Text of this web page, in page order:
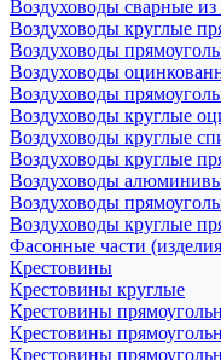
Воздуховоды сварные
Воздуховоды круглые
Воздуховоды
Воздуховоды
Воздуховоды
Воздуховоды круглые
Воздуховоды круглые
Воздуховоды круглые
Воздуховоды
Воздуховоды
Воздуховоды круглые
Фасонные части
Крестовины
Крестовины круглые
Крестовины
Крестовины
Крестовины